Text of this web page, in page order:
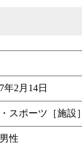
年2月14日
スポーツ［施設］
性